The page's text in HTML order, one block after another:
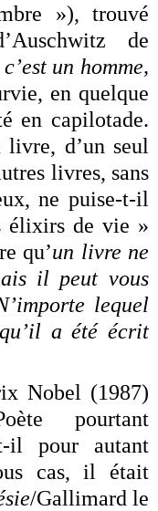
»), trouvé
de
un homme,
en quelque
en capilotade.
d’un seul
livres, sans
ne puise-t-il
élixirs de vie »
qu’un livre ne
il peut vous
lequel
a été écrit
Nobel (1987)
pourtant
il pour autant
cas, il était
/Gallimard le